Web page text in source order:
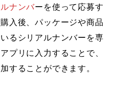
ナンバーを使って応募す
入後、パッケージや商品
るシリアルナンバーを専
プリに入力することで、
することができます。